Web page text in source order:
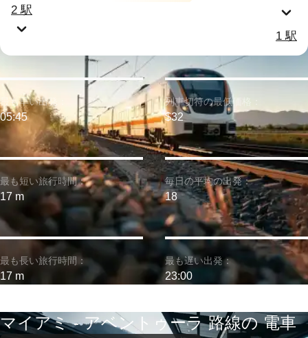
2 駅
1 駅
最も短い旅行時間：
17 m
最も早い出発：
05:45
最も長い旅行時間：
17 m
列車切符の最低価格：
$32
毎日の平均の出発：
18
最も遅い出発：
23:00
マイアミ - アベントゥーラ 路線の 電車